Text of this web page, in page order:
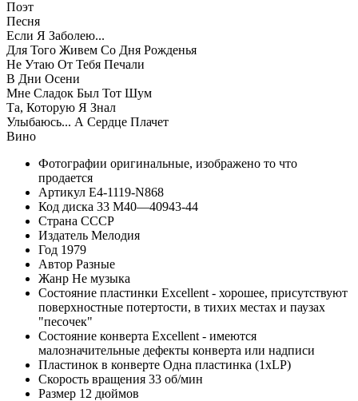
Поэт
Песня
Если Я Заболею...
Для Того Живем Со Дня Рожденья
Не Утаю От Тебя Печали
В Дни Осени
Мне Сладок Был Тот Шум
Та, Которую Я Знал
Улыбаюсь... А Сердце Плачет
Вино
Фотографии оригинальные, изображено то что
продается
Артикул E4-1119-N868
Код диска 33 М40—40943-44
Страна СССР
Издатель Мелодия
Год 1979
Автор Разные
Жанр Не музыка
Состояние пластинки Excellent - хорошее, присутствуют
поверхностные потертости, в тихих местах и паузах
"песочек"
Состояние конверта Excellent - имеются
малозначительные дефекты конверта или надписи
Пластинок в конверте Одна пластинка (1xLP)
Скорость вращения 33 об/мин
Размер 12 дюймов